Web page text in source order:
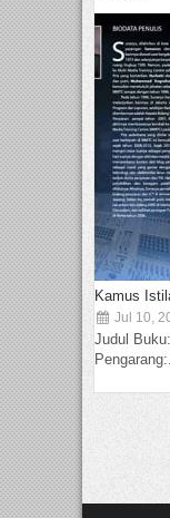
Kamus
Jul 10,
Judul